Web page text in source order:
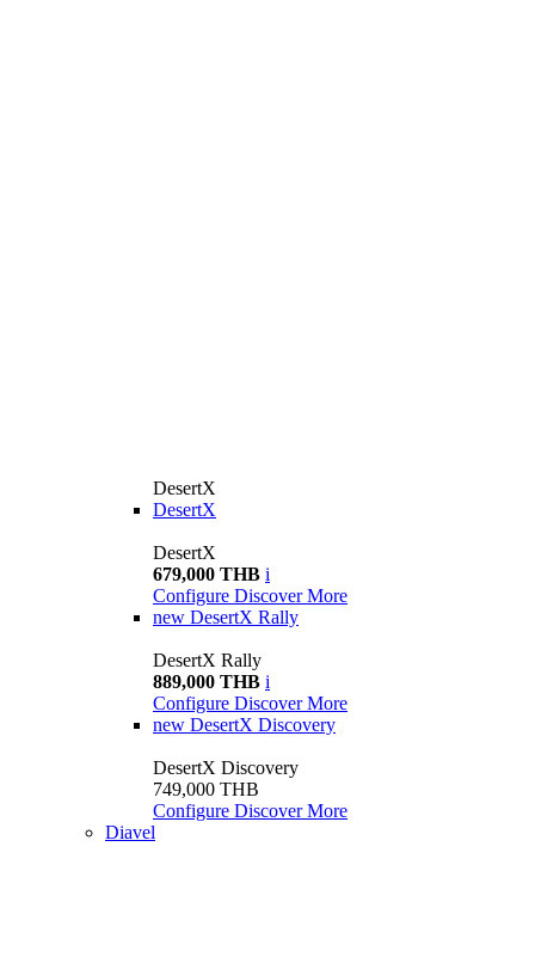
DesertX
DesertX
DesertX
679,000 THB i
Configure Discover More
new DesertX Rally
DesertX Rally
889,000 THB i
Configure Discover More
new DesertX Discovery
DesertX Discovery
749,000 THB
Configure Discover More
Diavel